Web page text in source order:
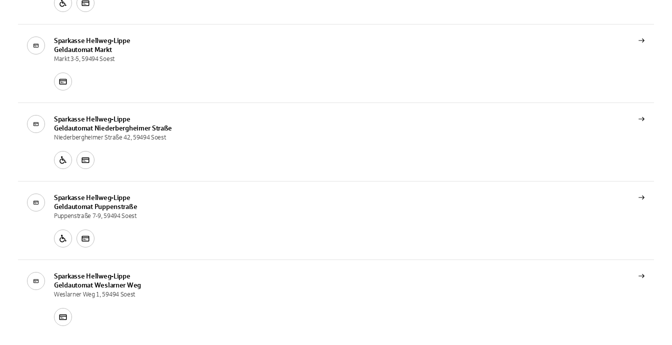
Sparkasse Hellweg-Lippe
Geldautomat Markt
Markt 3-5, 59494 Soest
Sparkasse Hellweg-Lippe
Geldautomat Niederbergheimer Straße
Niederbergheimer Straße 42, 59494 Soest
Sparkasse Hellweg-Lippe
Geldautomat Puppenstraße
Puppenstraße 7-9, 59494 Soest
Sparkasse Hellweg-Lippe
Geldautomat Weslarner Weg
Weslarner Weg 1, 59494 Soest